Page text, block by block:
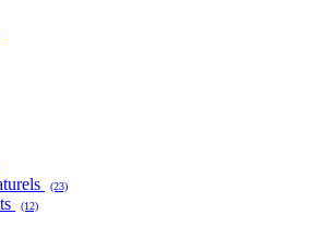
(23)
(12)